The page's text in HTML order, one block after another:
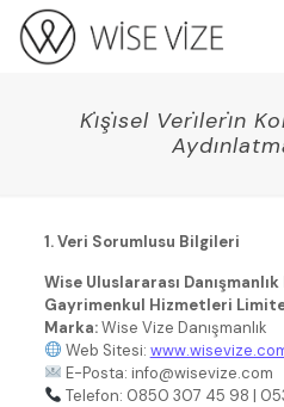
Ki̇şi̇sel Veri̇leri̇n
1. Veri Sorumlusu Bilgileri
Wise Uluslararası
Gayrimenkul Hizmetleri
Marka:Wise Vize Danışmanlık
Web Sitesi:
E-Posta: info@wisevize.com
Telefon: 0850 307 45 98 |